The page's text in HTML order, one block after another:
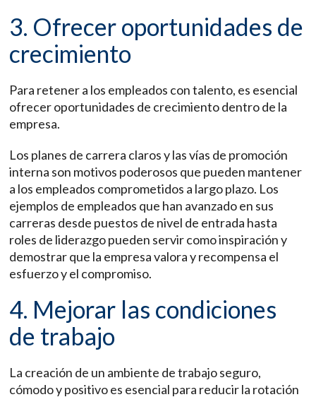
3. Ofrecer oportunidades de
crecimiento
Para retener a los empleados con talento, es esencial
ofrecer oportunidades de crecimiento dentro de la
empresa.
Los planes de carrera claros y las vías de promoción
interna son motivos poderosos que pueden mantener
a los empleados comprometidos a largo plazo. Los
ejemplos de empleados que han avanzado en sus
carreras desde puestos de nivel de entrada hasta
roles de liderazgo pueden servir como inspiración y
demostrar que la empresa valora y recompensa el
esfuerzo y el compromiso.
4. Mejorar las condiciones
de trabajo
La creación de un ambiente de trabajo seguro,
cómodo y positivo es esencial para reducir la rotación